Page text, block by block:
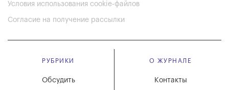
Условия использования cookie-файлов
Согласие на получение рассылки
РУБРИКИ
Обсудить
О ЖУРНАЛЕ
Контакты